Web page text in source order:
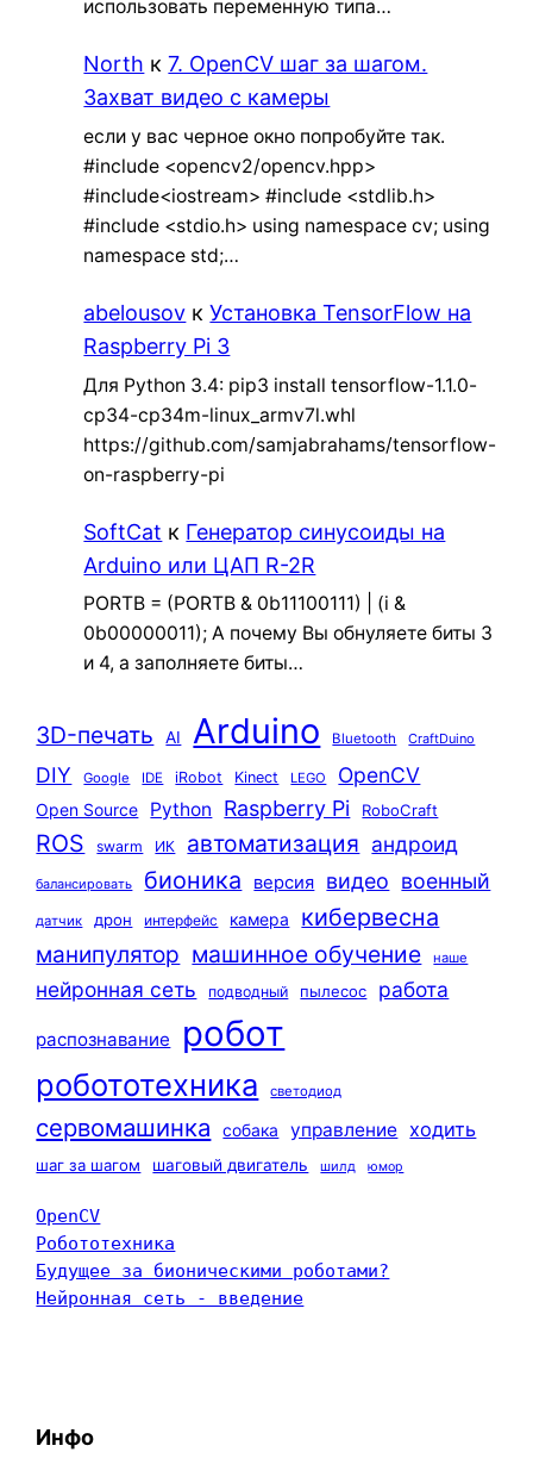
использовать переменную типа…
North к7. OpenCV шаг за шагом.
Захват видео с камеры
если у вас черное окно попробуйте так.
#include <opencv2/opencv.hpp>
#include<iostream> #include <stdlib.h>
#include <stdio.h> using namespace cv; using
namespace std;…
abelousov кУстановка TensorFlow на
Raspberry Pi 3
Для Python 3.4: pip3 install tensorflow-1.1.0-
cp34-cp34m-linux_armv7l.whl
https://github.com/samjabrahams/tensorflow-
on-raspberry-pi
SoftCat к Генератор синусоиды на
Arduino или ЦАП R-2R
PORTB = (PORTB & 0b11100111) | (i &
0b00000011); А почему Вы обнуляете биты 3
и 4, а заполняете биты…
3D-печать AI Arduino Bluetooth CraftDuino
DIY Google IDE iRobot Kinect LEGO OpenCV
Open Source Python Raspberry Pi RoboCraft
ROS swarm ИК автоматизация андроид
балансировать бионика версия видео военный
датчик дрон интерфейс камера кибервесна
манипулятор машинное обучение наше
нейронная сеть подводный пылесос работа
распознавание робот
робототехника светодиод
сервомашинка собака управление ходить
шаг за шагом шаговый двигатель шилд юмор
OpenCV
Робототехника
Будущее за бионическими роботами?
Нейронная сеть - введение
Инфо